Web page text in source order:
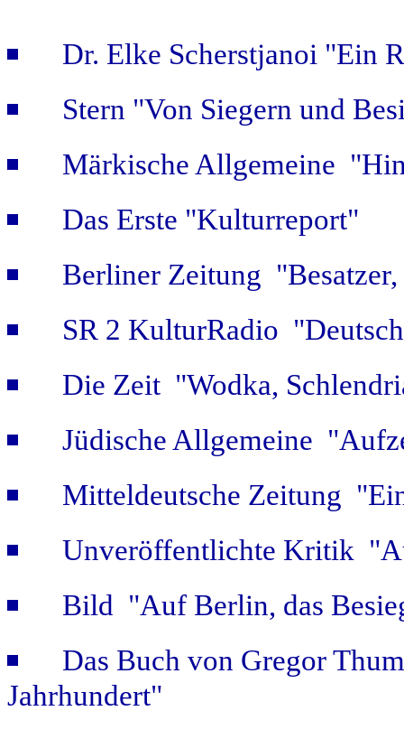
Dr. Elke Scherstjanoi "Ein
Stern "Von Siegern und
Märkische Allgemeine
Das Erste "Kulturreport"
Berliner Zeitung
SR 2 KulturRadio
Die Zeit "Wodka,
Jüdische Allgemeine
Mitteldeutsche Zeitung
Unveröffentlichte Kritik
Bild "Auf Berlin, das
Das Buch von Gregor
Jahrhundert"